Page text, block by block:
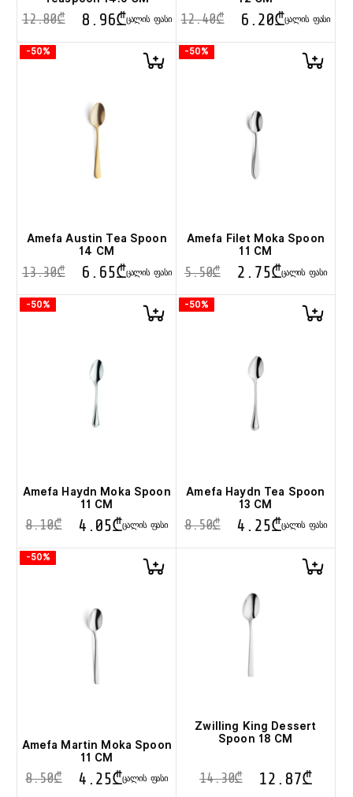
12.80₾ 8.96₾ᲪᲐᲚᲘᲡ ᲤᲐᲡᲘ 12.40₾ 6.20₾ᲪᲐᲚᲘᲡ ᲤᲐᲡᲘ
-50%
Amefa Austin Tea Spoon
14 CM
13.30₾ 6.65₾ᲪᲐᲚᲘᲡ ᲤᲐᲡᲘ
-50%
Amefa Filet Moka Spoon
11 CM
5.50₾ 2.75₾ᲪᲐᲚᲘᲡ ᲤᲐᲡᲘ
-50%
Amefa Haydn Moka Spoon
11 CM
8.10₾ 4.05₾ᲪᲐᲚᲘᲡ ᲤᲐᲡᲘ
-50%
Amefa Haydn Tea Spoon
13 CM
8.50₾ 4.25₾ᲪᲐᲚᲘᲡ ᲤᲐᲡᲘ
-50%
Amefa Martin Moka Spoon
11 CM
8.50₾ 4.25₾ᲪᲐᲚᲘᲡ ᲤᲐᲡᲘ
Zwilling King Dessert
Spoon 18 CM
14.30₾ 12.87₾